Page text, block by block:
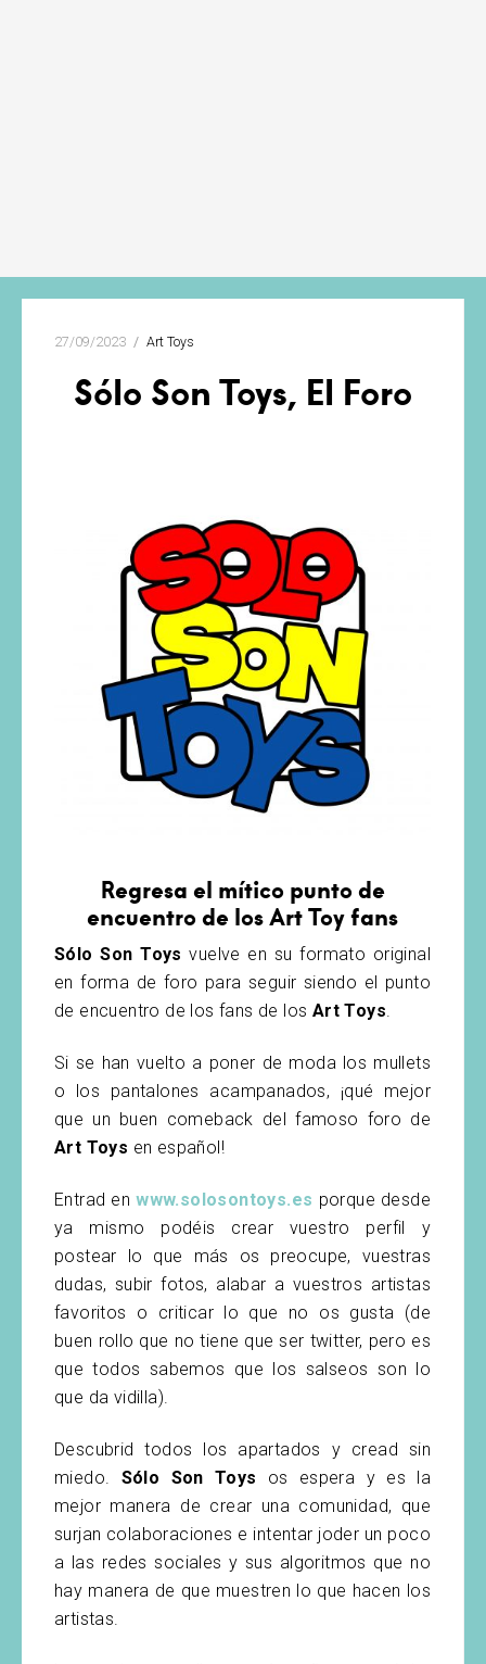
27/09/2023 Art Toys
Sólo Son Toys, El Foro
Regresa el mítico punto de
encuentro de los Art Toy fans
Sólo Son Toys vuelve en su formato original
en forma de foro para seguir siendo el punto
de encuentro de los fans de los Art Toys.
Si se han vuelto a poner de moda los mullets
o los pantalones acampanados, ¡qué mejor
que un buen comeback del famoso foro de
Art Toys en español!
Entrad enwww.solosontoys.es porque desde
ya mismo podéis crear vuestro perfil y
postear lo que más os preocupe, vuestras
dudas, subir fotos, alabar a vuestros artistas
favoritos o criticar lo que no os gusta (de
buen rollo que no tiene que ser twitter, pero es
que todos sabemos que los salseos son lo
que da vidilla).
Descubrid todos los apartados y cread sin
miedo. Sólo Son Toys os espera y es la
mejor manera de crear una comunidad, que
surjan colaboraciones e intentar joder un poco
a las redes sociales y sus algoritmos que no
hay manera de que muestren lo que hacen los
artistas.